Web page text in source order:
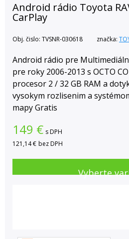
Android rádio Toyota
CarPlay
Obj. čislo: TVSNR-030618 značka:
Android rádio pre
pre roky 2006-2013 s OCTO
procesor 2 / 32 GB RAM a
vysokym rozlisenim a
mapy Gratis
149 € s DPH
121,14 € bez DPH
Vyberte